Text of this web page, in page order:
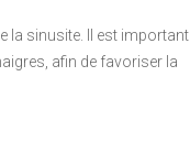
la sinusite. Il est important
afin de favoriser la